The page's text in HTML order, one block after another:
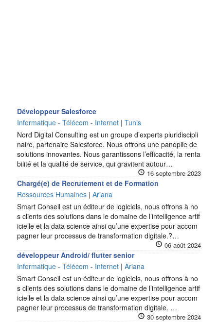
Développeur Salesforce
Informatique - Télécom - Internet | Tunis
Nord Digital Consulting est un groupe d’experts pluridiscipli
naire, partenaire Salesforce. Nous offrons une panoplie de
solutions innovantes. Nous garantissons l’efficacité, la renta
bilité et la qualité de service, qui gravitent autour…
16 septembre 2023
Chargé(e) de Recrutement et de Formation
Ressources Humaines | Ariana
Smart Conseil est un éditeur de logiciels, nous offrons à no
s clients des solutions dans le domaine de l’intelligence artif
icielle et la data science ainsi qu’une expertise pour accom
pagner leur processus de transformation digitale.?…
06 août 2024
développeur Android/ flutter senior
Informatique - Télécom - Internet | Ariana
Smart Conseil est un éditeur de logiciels, nous offrons à no
s clients des solutions dans le domaine de l’intelligence artif
icielle et la data science ainsi qu’une expertise pour accom
pagner leur processus de transformation digitale. …
30 septembre 2024